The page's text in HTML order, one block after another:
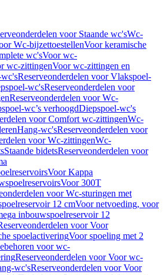
voor Staande wc'sWc-
Wc-bijzettoestellenVoor keramische
wc'sVoor wc-
wc-zittingenVoor wc-zittingen en
Reserveonderdelen voor Vlakspoel-
wc'sReserveonderdelen voor
Reserveonderdelen voor Wc-
wc’s verhoogdDiepspoel-wc's
voor Comfort wc-zittingenWc-
Hang-wc'sReserveonderdelen voor
voor Wc-zittingenWc-
Staande bidetsReserveonderdelen voor
Voor Kappa
Voor 300T
voor Wc-sturingen met
12 cmVoor netvoeding, voor
inbouwspoelreservoir 12
voor Voor
spoelactiveringVoor spoeling met 2
voor wc-
Reserveonderdelen voor Voor wc-
wc'sReserveonderdelen voor Voor